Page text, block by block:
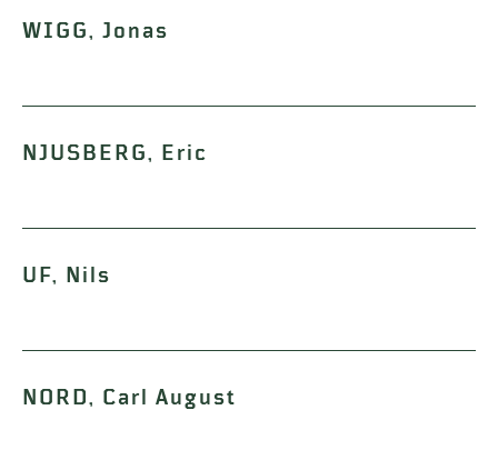
WIGG, Jonas
NJUSBERG, Eric
UF, Nils
NORD, Carl August